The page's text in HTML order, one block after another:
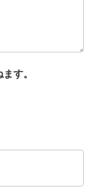
す。